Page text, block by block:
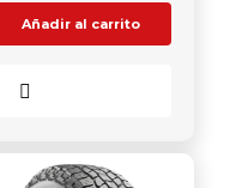
Añadir al carrito